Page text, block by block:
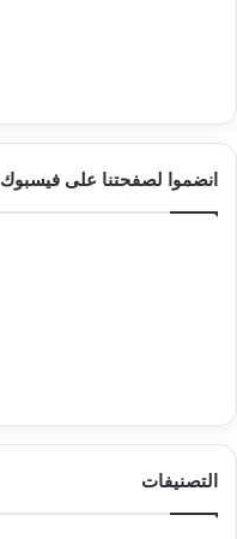
انضموا لصفحتنا على فيسبوك
التصنيفات